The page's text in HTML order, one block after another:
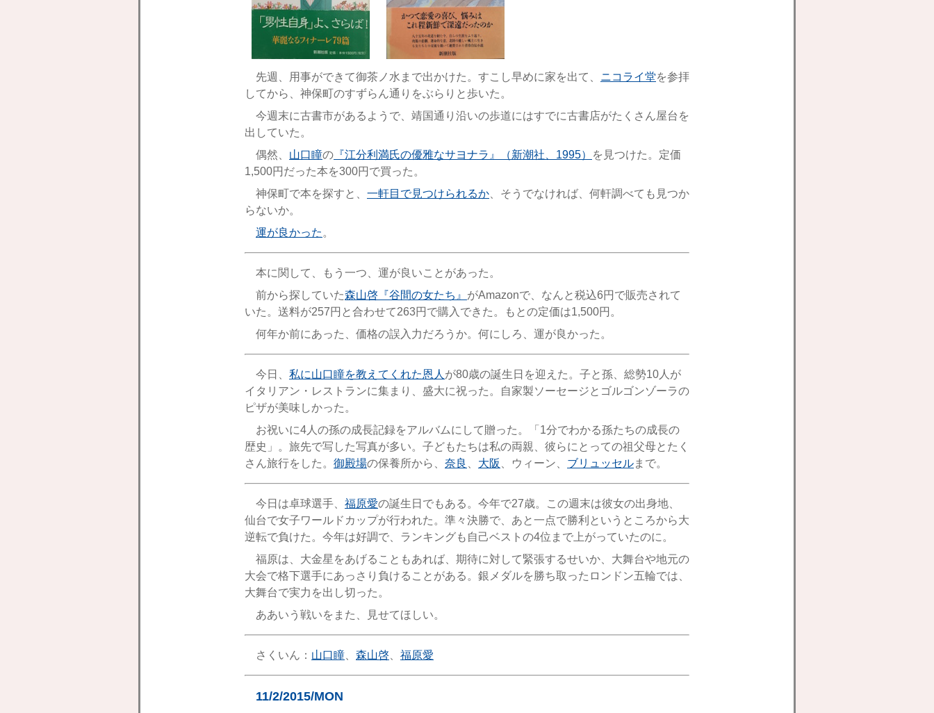
先週、用事ができて御茶ノ水まで出かけた。すこし早めに家を出て、 ニコライ堂を参拝
してから、神保町のすずらん通りをぶらりと歩いた。
今週末に古書市があるようで、靖国通り沿いの歩道にはすでに古書店がたくさん屋台を
出していた。
偶然、 山口瞳の 『江分利満氏の優雅なサヨナラ』（新潮社、1995）
を見つけた。定価
1,500円だった本を300円で買った。
神保町で本を探すと、 一軒目で見つけられるか 、そうでなければ、何軒調べても見つか
らないか。
運が良かった 。
本に関して、もう一つ、運が良いことがあった。
前から探していた森山啓『谷間の女たち』 がAmazonで、なんと税込6円で販売されて
いた。送料が257円と合わせて263円で購入できた。もとの定価は1,500円。
何年か前にあった、価格の誤入力だろうか。何にしろ、運が良かった。
今日、 私に山口瞳を教えてくれた恩人 が80歳の誕生日を迎えた。子と孫、総勢10人が
イタリアン・レストランに集まり、盛大に祝った。自家製ソーセージとゴルゴンゾーラの
ピザが美味しかった。
お祝いに4人の孫の成長記録をアルバムにして贈った。「1分でわかる孫たちの成長の
歴史」。旅先で写した写真が多い。子どもたちは私の両親、彼らにとっての祖父母とたく
さん旅行をした。 御殿場の保養所から、 奈良 大阪 、ウィーン、 ブリュッセルまで。
今日は卓球選手、 福原愛の誕生日でもある。今年で27歳。この週末は彼女の出身地、
仙台で女子ワールドカップが行われた。準々決勝で、あと一点で勝利というところから大
逆転で負けた。今年は好調で、ランキングも自己ベストの4位まで上がっていたのに。
福原は、大金星をあげることもあれば、期待に対して緊張するせいか、大舞台や地元の
大会で格下選手にあっさり負けることがある。銀メダルを勝ち取ったロンドン五輪では、
大舞台で実力を出し切った。
ああいう戦いをまた、見せてほしい。
さくいん： 山口瞳 森山啓 福原愛
11/2/2015/MON